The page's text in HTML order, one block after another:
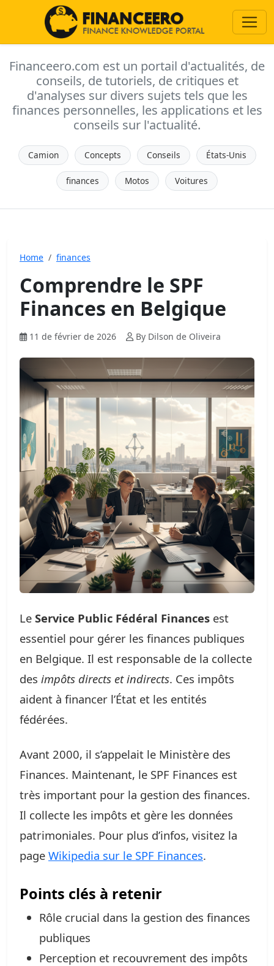
Financeero.com est un portail d'actualités, de
conseils, de tutoriels, de critiques et
d'analyses sur divers sujets tels que les
finances personnelles, les applications et les
conseils sur l'actualité.
Camion Concepts Conseils États-Unis
finances Motos Voitures
Home finances
Comprendre le SPF
Finances en Belgique
11 de février de 2026 By Dilson de Oliveira
Le Service Public Fédéral Finances est
essentiel pour gérer les finances publiques
en Belgique. Il est responsable de la collecte
des impôts directs et indirects. Ces impôts
aident à financer l’État et les entités
fédérées.
Avant 2000, il s’appelait le Ministère des
Finances. Maintenant, le SPF Finances est
très important pour la gestion des finances.
Il collecte les impôts et gère les données
patrimoniales. Pour plus d’infos, visitez la
page Wikipedia sur le SPF Finances.
Points clés à retenir
Rôle crucial dans la gestion des finances
publiques
Perception et recouvrement des impôts